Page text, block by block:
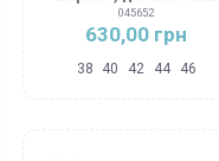
045652
630,00 грн
38 40 42 44 46